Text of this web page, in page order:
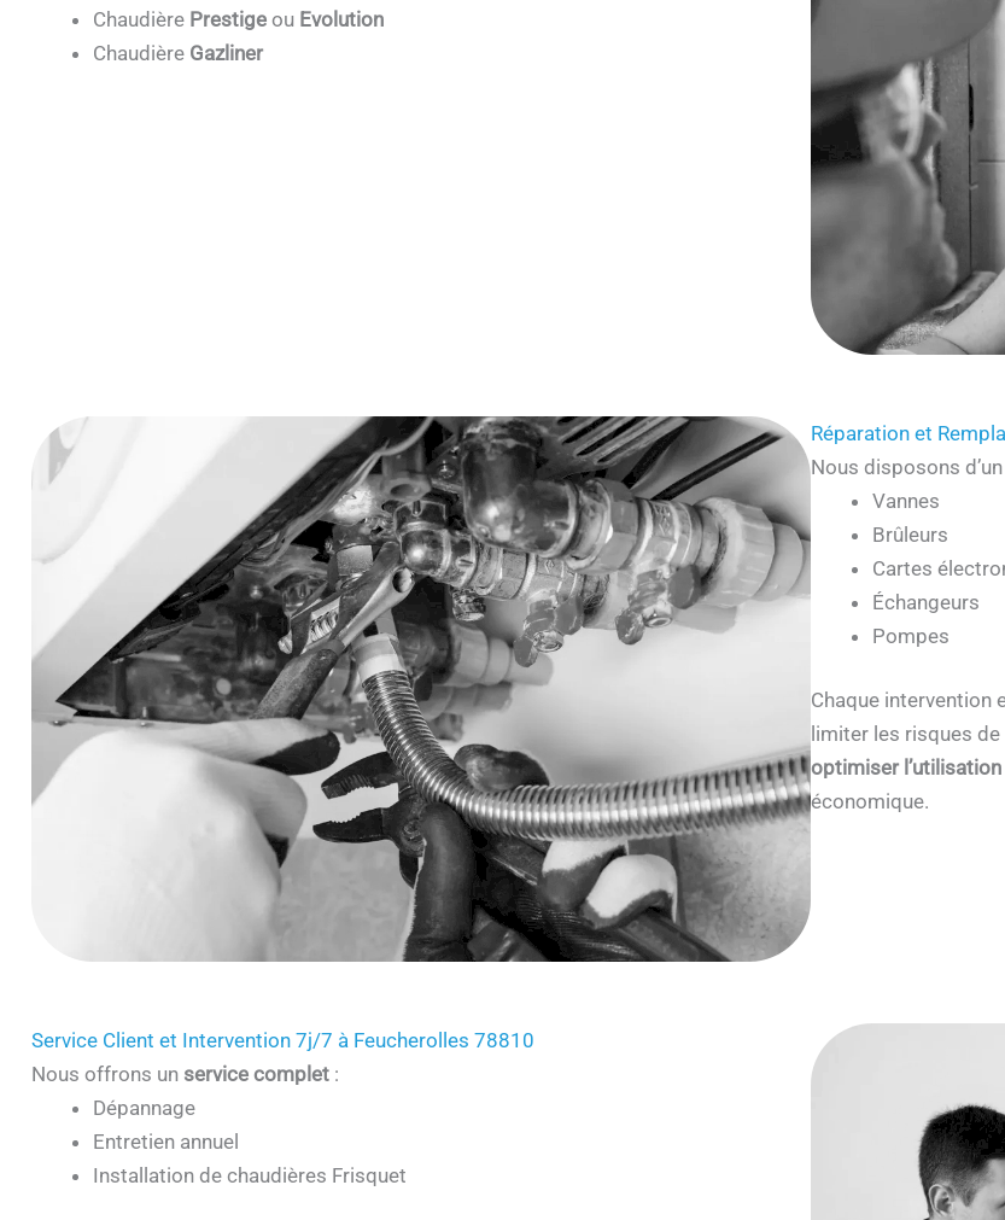
Chaudière Prestigeou Evolution
Chaudière Gazliner
Réparation et
Nous disposons d’un
Vannes
Brûleurs
Cartes
Échangeurs
Pompes
Chaque intervention
limiter les risques
optimiser
économique.
Service Client et Intervention 7j/7 à Feucherolles 78810
Nous offrons un service complet:
Dépannage
Entretien annuel
Installation de chaudières Frisquet